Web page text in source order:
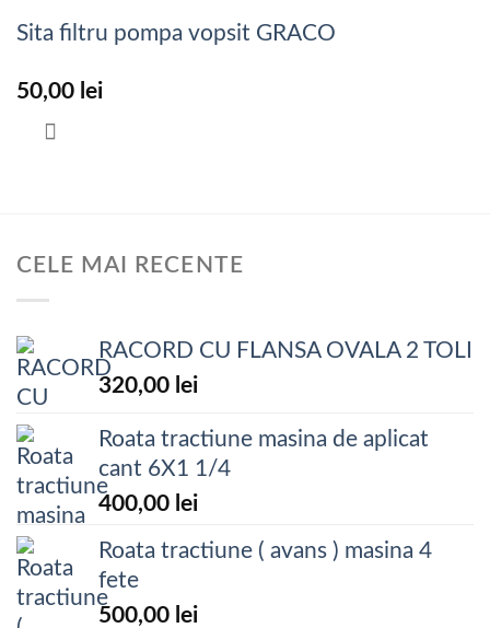
Sita filtru pompa vopsit GRACO
50,00 lei
CELE MAI RECENTE
RACORD CU FLANSA OVALA 2 TOLI
320,00 lei
Roata tractiune masina de aplicat
cant 6X1 1/4
400,00 lei
Roata tractiune ( avans ) masina 4
fete
500,00 lei